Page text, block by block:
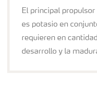
El principal
es potasio en
requieren en
desarrollo y la